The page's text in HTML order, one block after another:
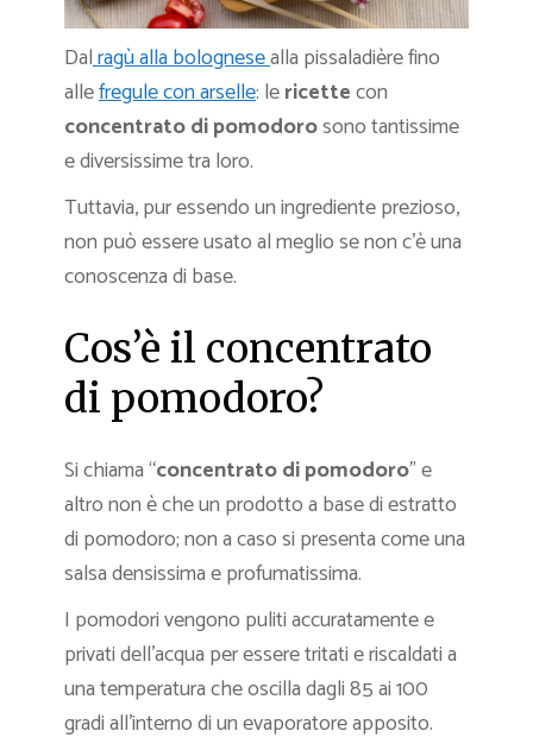
Dalragù alla bolognesealla pissaladière fino
allefregule con arselle: lericettecon
concentrato di pomodorosono tantissime
e diversissime tra loro.
Tuttavia, pur essendo un ingrediente prezioso,
non può essere usato al meglio se non c’è una
conoscenza di base.
Cos’è il concentrato
di pomodoro?
Si chiama “concentrato di pomodoro” e
altro non è che un prodotto a base di estratto
di pomodoro; non a caso si presenta come una
salsa densissima e profumatissima.
I pomodori vengono puliti accuratamente e
privati dell’acqua per essere tritati e riscaldati a
una temperatura che oscilla dagli 85 ai 100
gradi all’interno di un evaporatore apposito.